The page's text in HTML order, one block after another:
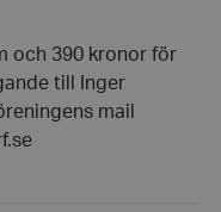
och 390 kronor för
till Inger
mail